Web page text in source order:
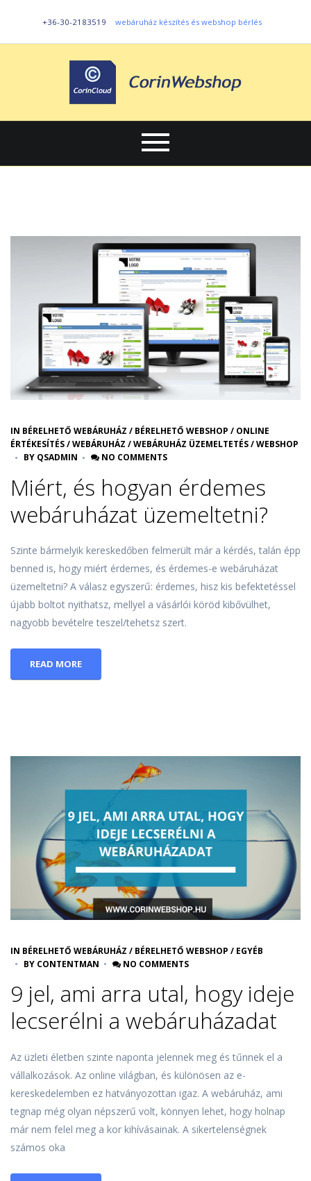
+36-30-2183519 webáruház készítés és webshop bérlés
IN BÉRELHETŐ WEBÁRUHÁZ / BÉRELHETŐ WEBSHOP / ONLINE
ÉRTÉKESÍTÉS/WEBÁRUHÁZ /WEBÁRUHÁZ ÜZEMELTETÉS/WEBSHOP
BY QSADMIN NO COMMENTS
Miért, és hogyan érdemes
webáruházat üzemeltetni?
Szinte bármelyik kereskedőben felmerült már a kérdés, talán épp
benned is, hogy miért érdemes, és érdemes-e webáruházat
üzemeltetni? A válasz egyszerű: érdemes, hisz kis befektetéssel
újabb boltot nyithatsz, mellyel a vásárlói köröd kibővülhet,
nagyobb bevételre teszel/tehetsz szert.
READ MORE
IN BÉRELHETŐ WEBÁRUHÁZ / BÉRELHETŐ WEBSHOP / EGYÉB
BY CONTENTMAN NO COMMENTS
9 jel, ami arra utal, hogy ideje
lecserélni a webáruházadat
Az üzleti életben szinte naponta jelennek meg és tűnnek el a
vállalkozások. Az online világban, és különösen az e-
kereskedelemben ez hatványozottan igaz. A webáruház, ami
tegnap még olyan népszerű volt, könnyen lehet, hogy holnap
már nem felel meg a kor kihívásainak. A sikertelenségnek
számos oka